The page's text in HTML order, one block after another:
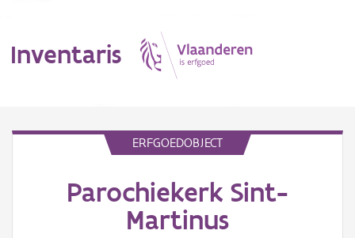
Inventaris
Erfgoedobject
ERFGOEDOBJECT
Parochiekerk Sint-
Martinus